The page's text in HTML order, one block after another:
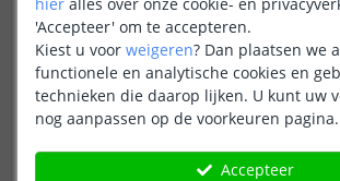
'Accepteer' om te accepteren.
Kiest u voor weigeren? Dan plaatsen we
functionele en analytische cookies en
technieken die daarop lijken. U kunt uw
nog aanpassen op de voorkeuren pagina.
Accepteer